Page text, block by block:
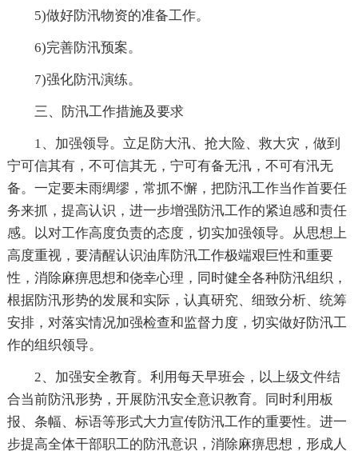
5)做好防汛物资的准备工作。
6)完善防汛预案。
7)强化防汛演练。
三、防汛工作措施及要求
1、加强领导。立足防大汛、抢大险、救大灾，做到
宁可信其有，不可信其无，宁可有备无汛，不可有汛无
备。一定要未雨绸缪，常抓不懈，把防汛工作当作首要任
务来抓，提高认识，进一步增强防汛工作的紧迫感和责任
感。以对工作高度负责的态度，切实加强领导。从思想上
高度重视，要清醒认识油库防汛工作极端艰巨性和重要
性，消除麻痹思想和侥幸心理，同时健全各种防汛组织，
根据防汛形势的发展和实际，认真研究、细致分析、统筹
安排，对落实情况加强检查和监督力度，切实做好防汛工
作的组织领导。
2、加强安全教育。利用每天早班会，以上级文件结
合当前防汛形势，开展防汛安全意识教育。同时利用板
报、条幅、标语等形式大力宣传防汛工作的重要性。进一
步提高全体干部职工的防汛意识，消除麻痹思想，形成人